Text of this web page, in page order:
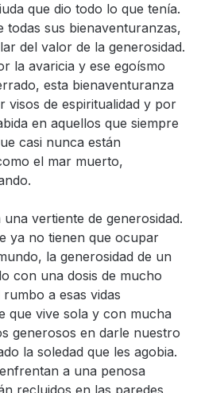
que dio todo lo que tenía.
todas sus bienaventuranzas,
del valor de la generosidad.
la avaricia y ese egoísmo
esta bienaventuranza
visos de espiritualidad y por
en aquellos que siempre
casi nunca están
el mar muerto,
vertiente de generosidad.
ya no tienen que ocupar
la generosidad de un
con una dosis de mucho
a esas vidas
que vive sola y con mucha
generosos en darle nuestro
la soledad que les agobia.
a una penosa
recluidos en las paredes